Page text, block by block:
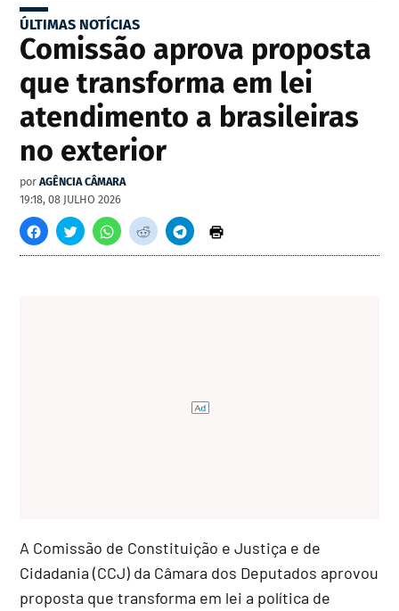
ÚLTIMAS NOTÍCIAS
Comissão aprova proposta
que transforma em lei
atendimento a brasileiras
no exterior
por AGÊNCIA CÂMARA
19:18, 08 JULHO 2026
A Comissão de Constituição e Justiça e de
Cidadania (CCJ) da Câmara dos Deputados aprovou
proposta que transforma em lei a política de